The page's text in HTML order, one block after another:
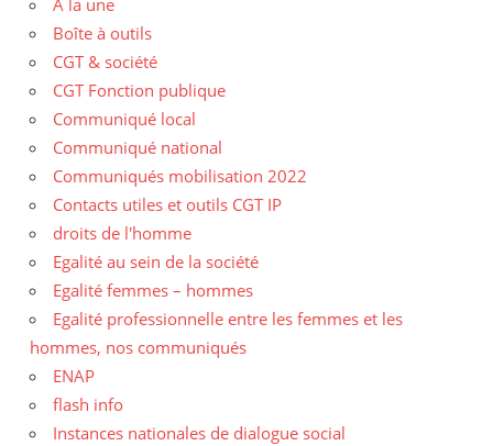
A la une
Boîte à outils
CGT & société
CGT Fonction publique
Communiqué local
Communiqué national
Communiqués mobilisation 2022
Contacts utiles et outils CGT IP
droits de l'homme
Egalité au sein de la société
Egalité femmes – hommes
Egalité professionnelle entre les femmes et les
hommes, nos communiqués
ENAP
flash info
Instances nationales de dialogue social